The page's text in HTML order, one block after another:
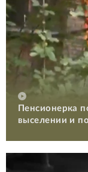
Пенсионерка
выселении и